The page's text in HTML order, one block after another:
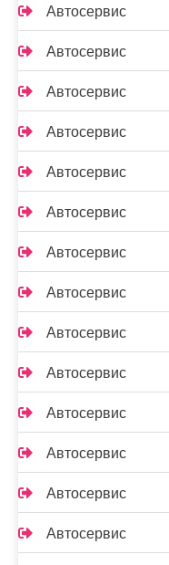
Автосервис
Автосервис
Автосервис
Автосервис
Автосервис
Автосервис
Автосервис
Автосервис
Автосервис
Автосервис
Автосервис
Автосервис
Автосервис
Автосервис